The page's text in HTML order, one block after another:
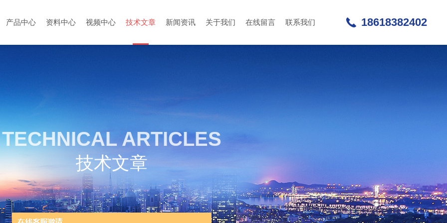
产品中心 资料中心 视频中心 技术文章 新闻资讯 关于我们 在线留言 联系我们 18618382402
TECHNICAL ARTICLES
技术文章